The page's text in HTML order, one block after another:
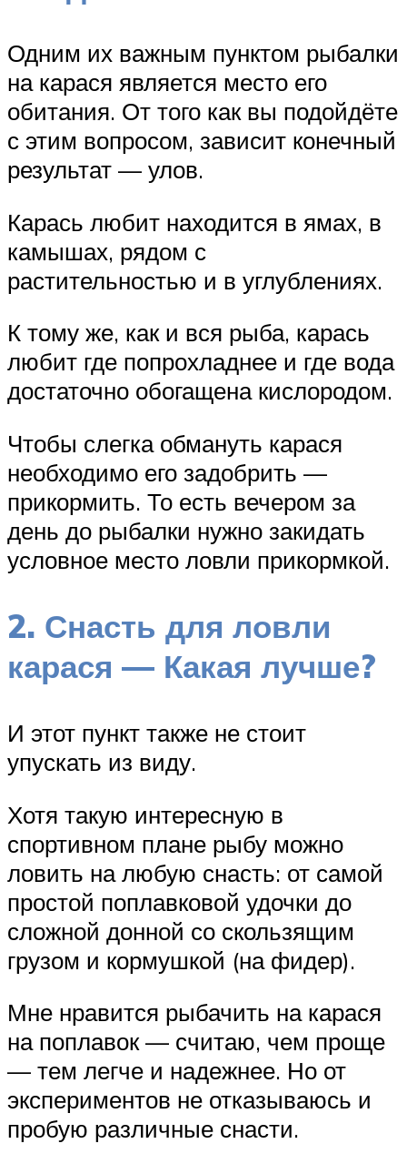
Одним их важным пунктом рыбалки
на карася является место его
обитания. От того как вы подойдёте
с этим вопросом, зависит конечный
результат — улов.
Карась любит находится в ямах, в
камышах, рядом с
растительностью и в углублениях.
К тому же, как и вся рыба, карась
любит где попрохладнее и где вода
достаточно обогащена кислородом.
Чтобы слегка обмануть карася
необходимо его задобрить —
прикормить. То есть вечером за
день до рыбалки нужно закидать
условное место ловли прикормкой.
2. Снасть для ловли
карася — Какая лучше?
И этот пункт также не стоит
упускать из виду.
Хотя такую интересную в
спортивном плане рыбу можно
ловить на любую снасть: от самой
простой поплавковой удочки до
сложной донной со скользящим
грузом и кормушкой (на фидер).
Мне нравится рыбачить на карася
на поплавок — считаю, чем проще
— тем легче и надежнее. Но от
экспериментов не отказываюсь и
пробую различные снасти.